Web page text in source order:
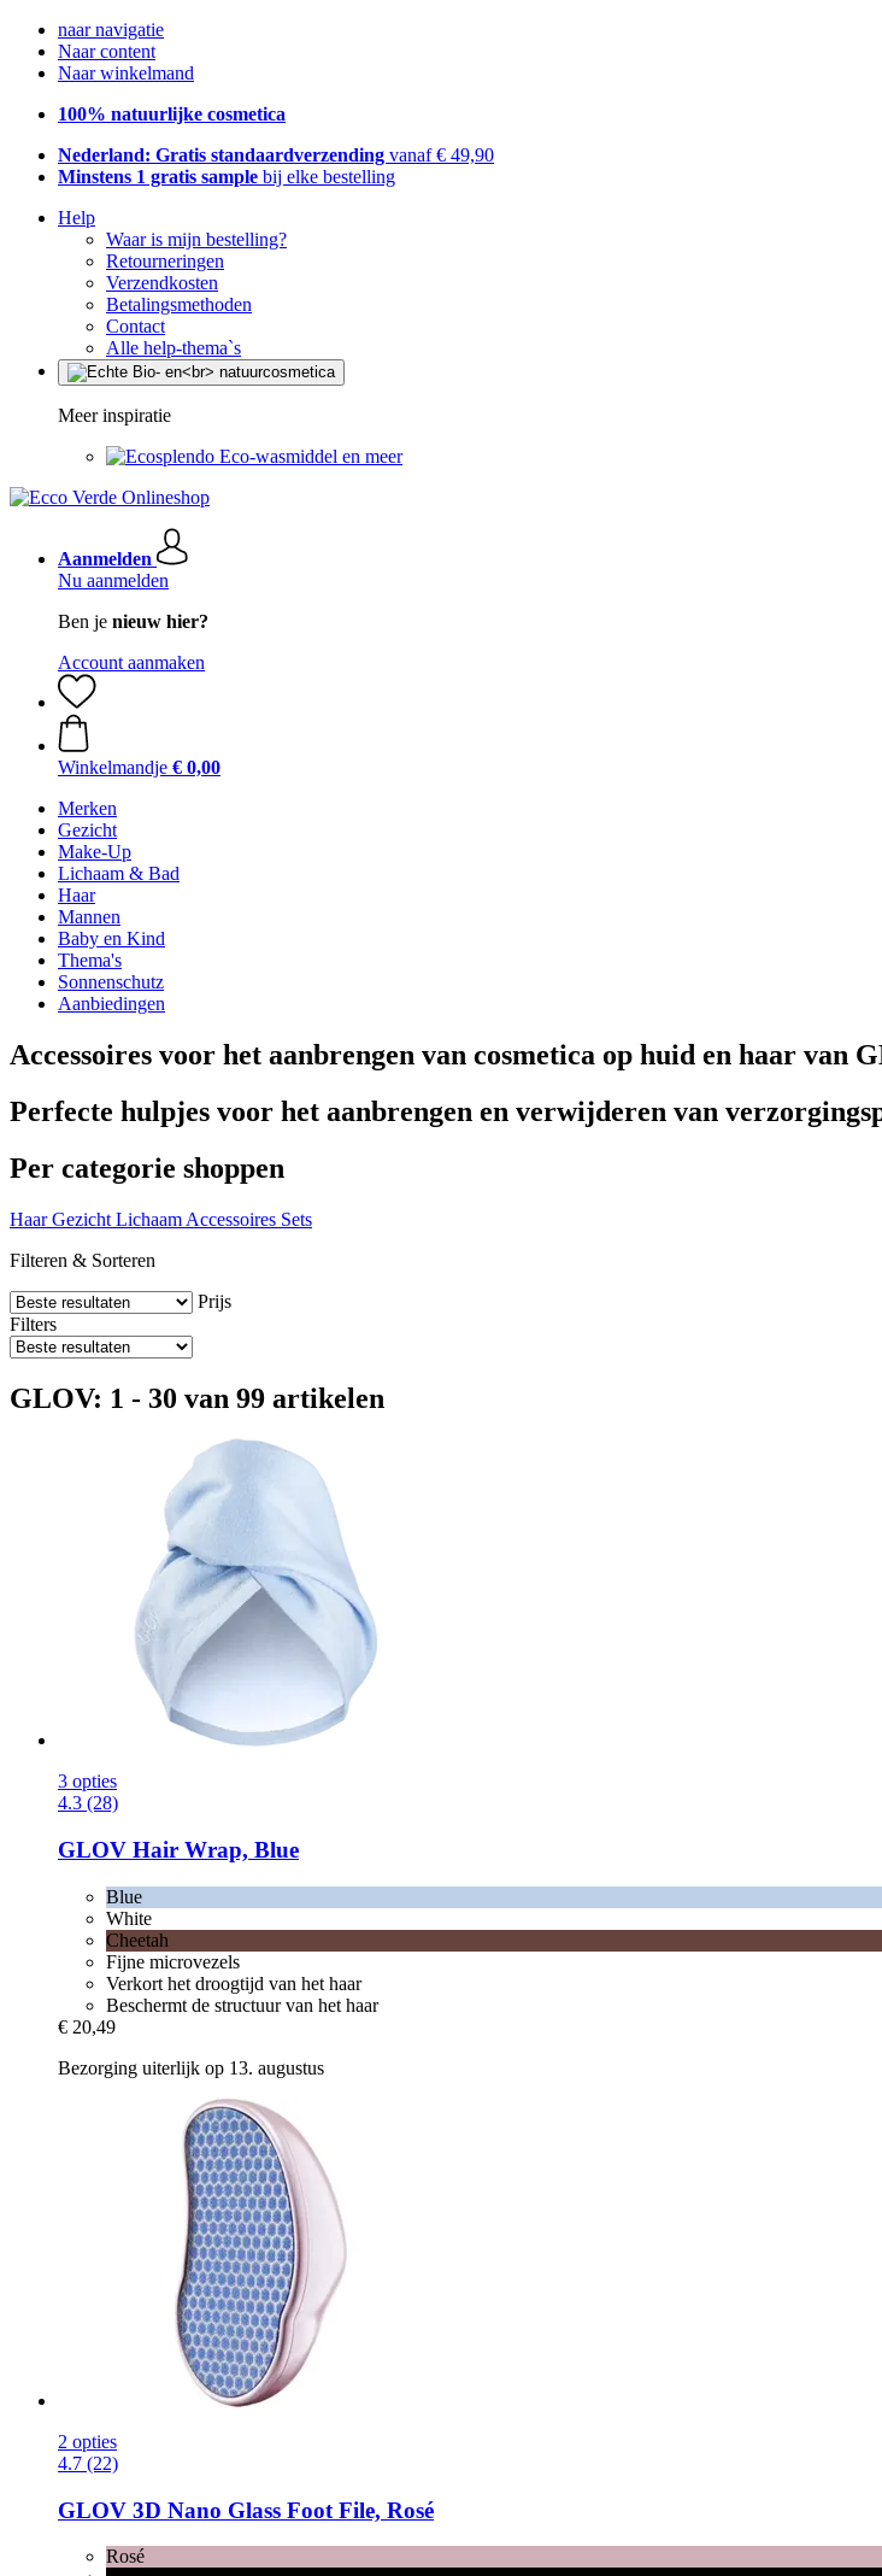
naar navigatie
Naar content
Naar winkelmand
100% natuurlijke cosmetica
Nederland: Gratis standaardverzending vanaf € 49,90
Minstens 1 gratis sample bij elke bestelling
Help
Waar is mijn bestelling?
Retourneringen
Verzendkosten
Betalingsmethoden
Contact
Alle help-thema`s
Meer inspiratie
Eco-wasmiddel en meer
Aanmelden
Nu aanmelden
Ben je nieuw hier?
Account aanmaken
Winkelmandje € 0,00
Merken
Gezicht
Make-Up
Lichaam & Bad
Haar
Mannen
Baby en Kind
Thema's
Sonnenschutz
Aanbiedingen
Accessoires voor het aanbrengen van cosmetica op huid en haar van
Perfecte hulpjes voor het aanbrengen en verwijderen van
Per categorie shoppen
Haar Gezicht Lichaam Accessoires Sets
Filteren & Sorteren
Prijs
Filters
GLOV: 1 - 30 van 99 artikelen
3 opties
4.3 (28)
GLOV Hair Wrap, Blue
Blue
White
Cheetah
Fijne microvezels
Verkort het droogtijd van het haar
Beschermt de structuur van het haar
€ 20,49
Bezorging uiterlijk op 13. augustus
2 opties
4.7 (22)
GLOV 3D Nano Glass Foot File, Rosé
Rosé